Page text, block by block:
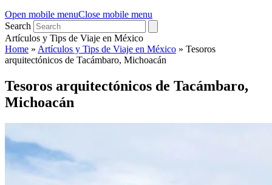
Open mobile menuClose mobile menu
Search
Artículos y Tips de Viaje en México
Home » Artículos y Tips de Viaje en México » Tesoros
arquitectónicos de Tacámbaro, Michoacán
Tesoros arquitectónicos de Tacámbaro,
Michoacán